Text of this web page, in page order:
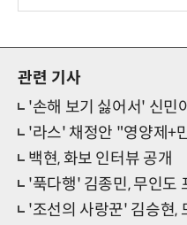
관련 기사
'손해 보기 싫어서' 신민아♡김
'라스' 채정안 "영양제+만역력
백현, 화보 인터뷰 공개
'푹다행' 김종민, 무인도 프러
'조선의 사랑꾼' 김승현, 드디